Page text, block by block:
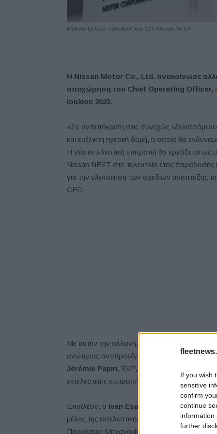
If you wish
sensitive
confirm
continue
information
further
Makoto Uchida, πρόεδρος και CEO Nissan Motor
Η Nissan Motor Co., Ltd. ανακοίνωσε
αποχώρηση του Chief Operating Officer,
Ιουλίου 2023.
«Σε ανταπόκριση στις συνεχώς
και ευέλικτη ηγετική δομή, η οποία θα
Η νέα εκτελεστική επιτροπή θα εργάζεται ως
Nissan NEXT στο τελευταίο έτος
για την υλοποίηση των σχεδίων ανάπτυξης
CEO.
Με αυτήν την αλλαγή, οι πρόεδροι των
ανώτερος αντιπρόεδρος (SVP), MC AMIEO
Jérémie Papin, SVP, MC Αμερικής και ο
εκτελεστικής επιτροπής και θα αναφέρονται
Επιπλέον, ο Ivan Espinosa
, SVP Global
μέλος της εκτελεστικής επιτροπής και θα
Παγκόσμιο Μηχανοκίνητο Αθλητισμό. Ο κ.